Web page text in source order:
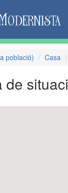
població) Casa
de